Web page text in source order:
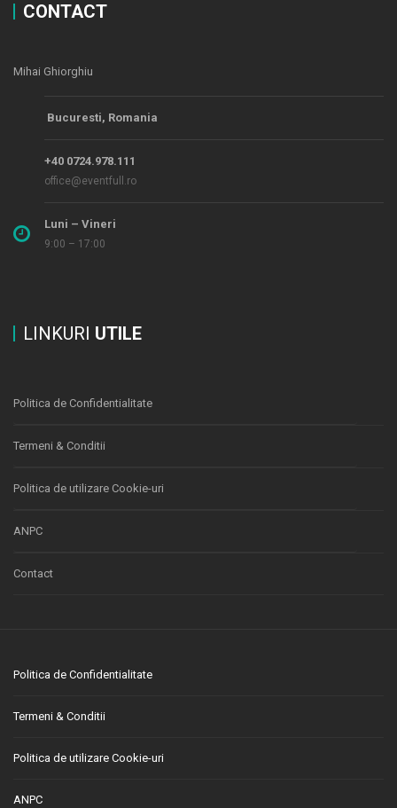
CONTACT
Mihai Ghiorghiu
Bucuresti, Romania
+40 0724.978.111
office@eventfull.ro
Luni – Vineri
9:00 – 17:00
LINKURI UTILE
Politica de Confidentialitate
Termeni & Conditii
Politica de utilizare Cookie-uri
ANPC
Contact
Politica de Confidentialitate
Termeni & Conditii
Politica de utilizare Cookie-uri
ANPC